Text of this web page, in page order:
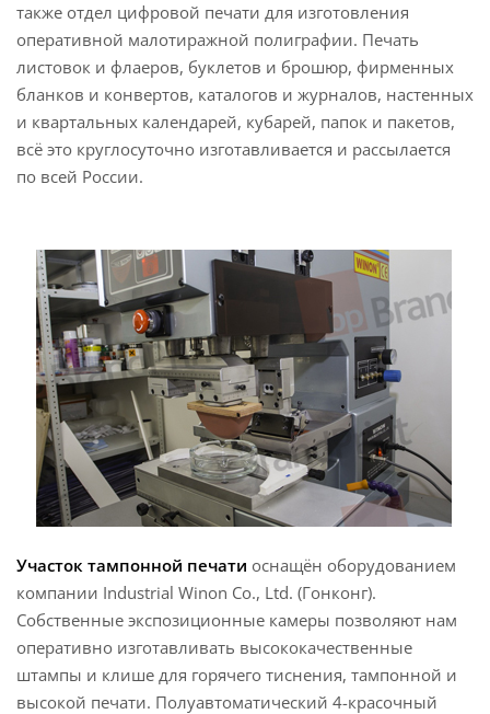
также отдел цифровой печати для изготовления
оперативной малотиражной полиграфии. Печать
листовок и флаеров, буклетов и брошюр, фирменных
бланков и конвертов, каталогов и журналов, настенных
и квартальных календарей, кубарей, папок и пакетов,
всё это круглосуточно изготавливается и рассылается
по всей России.
Участок тампонной печати оснащён оборудованием
компании Industrial Winon Co., Ltd. (Гонконг).
Собственные экспозиционные камеры позволяют нам
оперативно изготавливать высококачественные
штампы и клише для горячего тиснения, тампонной и
высокой печати. Полуавтоматический 4-красочный